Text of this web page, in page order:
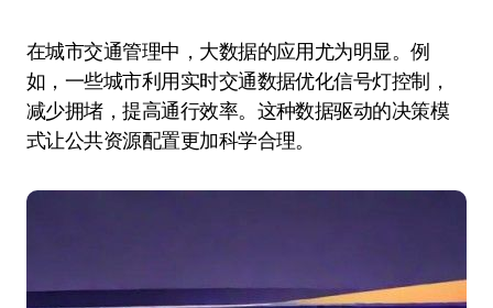
在城市交通管理中，大数据的应用尤为明显。例
如，一些城市利用实时交通数据优化信号灯控制，
减少拥堵，提高通行效率。这种数据驱动的决策模
式让公共资源配置更加科学合理。